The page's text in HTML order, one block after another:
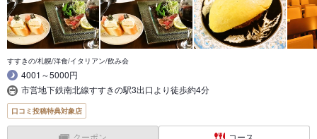
すすきの/札幌/洋食/イタリアン/飲み会
4001～5000円
市営地下鉄南北線すすきの駅3出口より徒歩約4分
口コミ投稿特典対象店
クーポン コース